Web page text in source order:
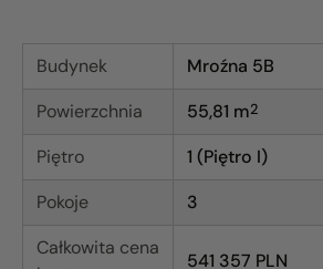
Budynek
Mroźna 5B
Powierzchnia
55,81 m2
Piętro
1 (Piętro I)
Pokoje
3
Całkowita cena
541 357 PLN